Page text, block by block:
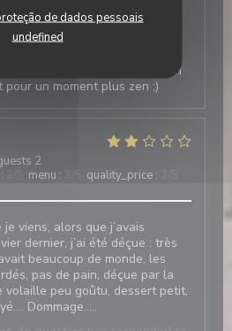
de dados pessoais
undefined
de quartier
has responded to
retour effectivement ce salon
année nous a fait rencontré un
un moment plus zen ;)
2
: menu : quality_price :
viens, alors que j’avais
dernier, j’ai été déçue : très
beaucoup de monde, les
pas de pain, déçue par la
volaille peu goûtu, dessert petit,
Dommage…..